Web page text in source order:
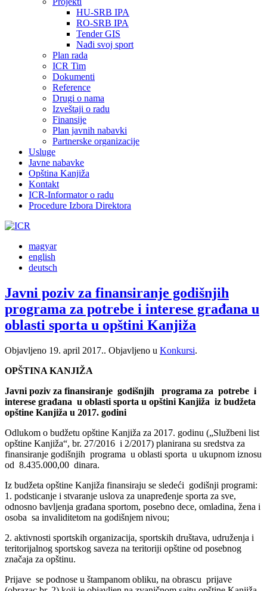
HU-SRB IPA
RO-SRB IPA
Tender GIS
Nađi svoj sport
Plan rada
ICR Tim
Dokumenti
Reference
Drugi o nama
Izveštaji o radu
Finansije
Plan javnih nabavki
Partnerske organizacije
Usluge
Javne nabavke
Opština Kanjiža
Kontakt
ICR-Informator o radu
Procedure Izbora Direktora
magyar
english
deutsch
Javni poziv za finansiranje godišnjih
programa za potrebe i interese građana u
oblasti sporta u opštini Kanjiža
Objavljeno 19. april 2017.. Objavljeno u Konkursi.
OPŠTINA KANJIŽA
Javni poziv za finansiranje godišnjih programa za potrebe i
interese građana u oblasti sporta u opštini Kanjiža iz budžeta
opštine Kanjiža u 2017. godini
Odlukom o budžetu opštine Kanjiža za 2017. godinu („Službeni list
opštine Kanjiža“, br. 27/2016 i 2/2017) planirana su sredstva za
finansiranje godišnjih programa u oblasti sporta u ukupnom iznosu
od 8.435.000,00 dinara.
Iz budžeta opštine Kanjiža finansiraju se sledeći godišnji programi:
1. podsticanje i stvaranje uslova za unapređenje sporta za sve,
odnosno bavljenja građana sportom, posebno dece, omladina, žena i
osoba sa invaliditetom na godišnjem nivou;
2. aktivnosti sportskih organizacija, sportskih društava, udruženja i
teritorijalnog sportskog saveza na teritoriji opštine od posebnog
značaja za opštinu.
Prijave se podnose u štampanom obliku, na obrascu prijave